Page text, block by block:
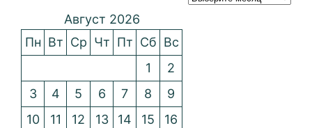
Август 2026
Пн Вт Ср Чт Пт Сб Вс
1
2
3
4 5 6 7 8
9
10
11 12 13 14 15
16